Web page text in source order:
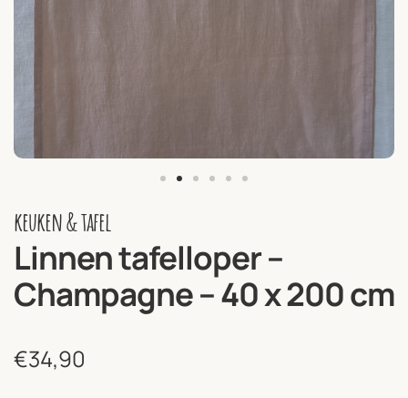
keuken & tafel
Linnen tafelloper –
Champagne – 40 x 200 cm
€34,90